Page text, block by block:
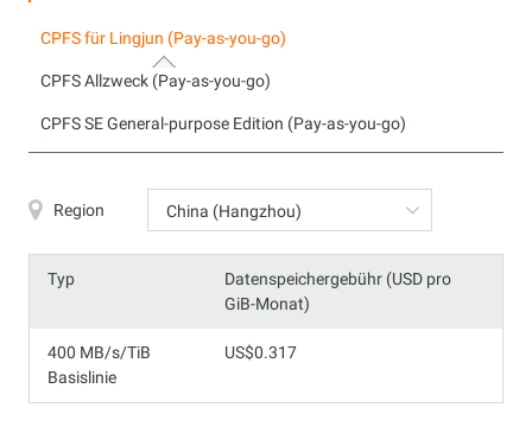
CPFS für Lingjun (Pay-as-you-go)
CPFS Allzweck (Pay-as-you-go)
CPFS SE General-purpose Edition (Pay-as-you-go)
Region China (Hangzhou)
Typ
Datenspeichergebühr (USD pro
GiB-Monat)
400 MB/s/TiB
Basislinie
US$0.317